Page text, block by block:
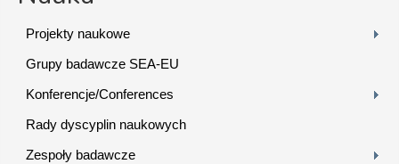
Projekty naukowe
Grupy badawcze SEA-EU
Konferencje/Conferences
Rady dyscyplin naukowych
Zespoły badawcze